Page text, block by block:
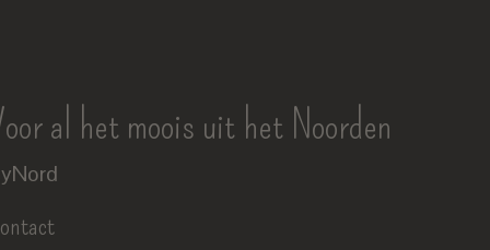
al het moois uit het Noorden